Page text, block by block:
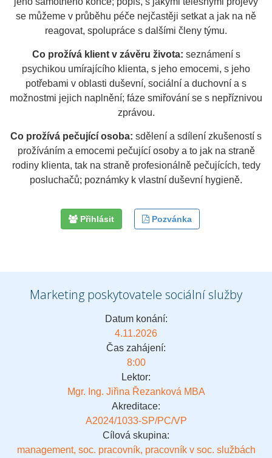
se můžeme v průběhu péče nejčastěji setkat a jak na ně
reagovat, spolupráce s dalšími členy týmu.
Co prožívá klient v závěru života: seznámení s
psychikou umírajícího klienta, s jeho emocemi, s jeho
potřebami v oblasti duševní, sociální a duchovní a s
možnostmi jejich naplnění; fáze smiřování se s nepříznivou
zprávou.
Co prožívá pečující osoba: sdělení a sdílení zkušeností s
prožíváním a emocemi pečující osoby a to jak na straně
rodiny klienta, tak na straně profesionálně pečujících, tedy
posluchačů; poznámky k vlastní duševní hygieně.
Přihlásit Pozvánka
Marketing poskytovatele sociální služby
Datum konání:
4.11.2026
Čas zahájení:
8:00
Lektor:
Mgr. Ing. Jiřina Řezanková MBA
Akreditace:
A2024/1033-SP/PC/VP
Cílová skupina:
management, soc. pracovník, pracovník v soc. službách